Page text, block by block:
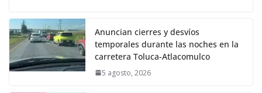
Anuncian cierres y desvíos
temporales durante las noches en la
carretera Toluca-Atlacomulco
5 agosto, 2026